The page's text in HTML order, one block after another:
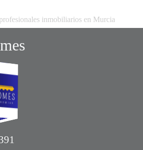
inmobiliarios en Murcia